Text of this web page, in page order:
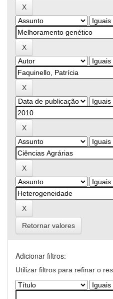
Retornar valores
Adicionar filtros:
Utilizar filtros para refinar o